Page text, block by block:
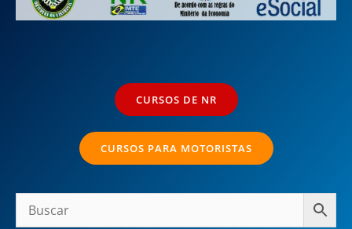
CURSOS DE NR
CURSOS PARA MOTORISTAS